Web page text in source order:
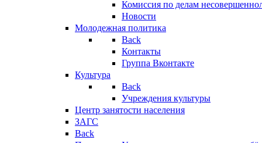
Комиссия по делам
Новости
Молодежная политика
Back
Контакты
Группа Вконтакте
Культура
Back
Учреждения культуры
Центр занятости населения
ЗАГС
Back